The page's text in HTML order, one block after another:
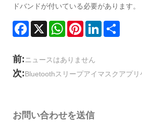
ドバンドが付いている必要があります。
Facebook
X WhatsAppPinterestLinkedIn
前:ニュースはありません
次:Bluetoothスリープアイマスクアプリ
お問い合わせを送信